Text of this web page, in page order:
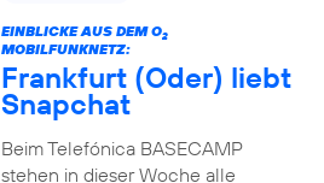
EINBLICKE AUS DEM O2
MOBILFUNKNETZ:
Frankfurt (Oder) liebt
Snapchat
Beim Telefónica BASECAMP
stehen in dieser Woche alle